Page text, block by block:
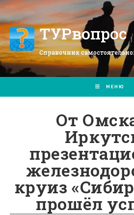
Перейти
к
содержимомуТУРвопрос
Справочник
МЕНЮ
От
круиз
прошёл